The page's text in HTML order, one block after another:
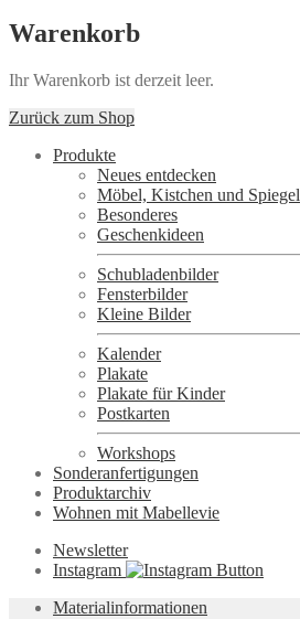
Warenkorb
Ihr Warenkorb ist derzeit leer.
Zurück zum Shop
Produkte
Neues entdecken
Möbel, Kistchen und Spiegel
Besonderes
Geschenkideen
Schubladenbilder
Fensterbilder
Kleine Bilder
Kalender
Plakate
Plakate für Kinder
Postkarten
Workshops
Sonderanfertigungen
Produktarchiv
Wohnen mit Mabellevie
Newsletter
Instagram
Materialinformationen